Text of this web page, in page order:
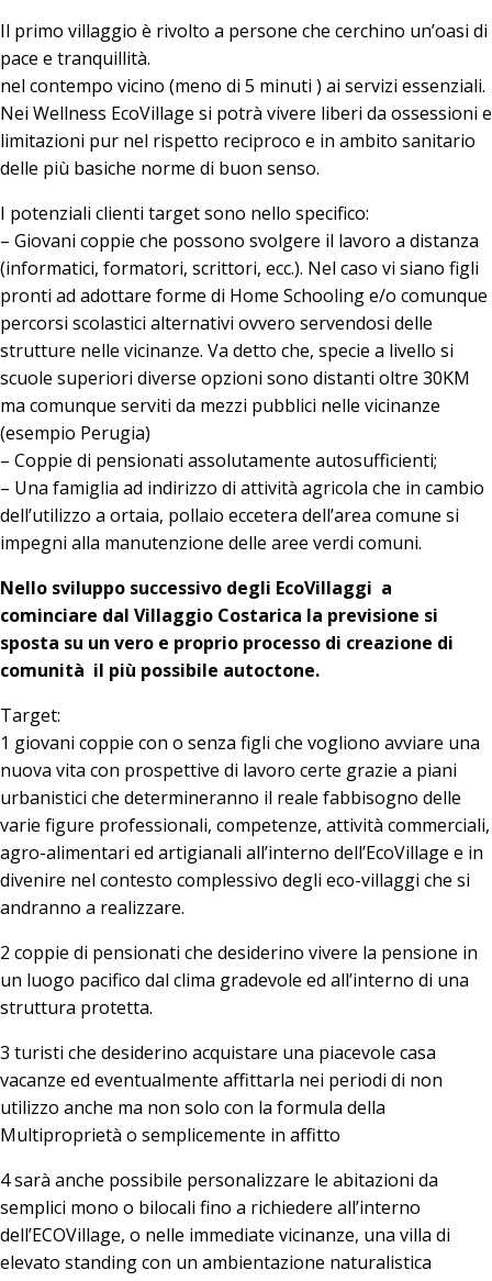
Il primo villaggio è rivolto a persone che cerchino un’oasi di
pace e tranquillità.
nel contempo vicino (meno di 5 minuti ) ai servizi essenziali.
Nei Wellness EcoVillage si potrà vivere liberi da ossessioni e
limitazioni pur nel rispetto reciproco e in ambito sanitario
delle più basiche norme di buon senso.
I potenziali clienti target sono nello specifico:
– Giovani coppie che possono svolgere il lavoro a distanza
(informatici, formatori, scrittori, ecc.). Nel caso vi siano figli
pronti ad adottare forme di Home Schooling e/o comunque
percorsi scolastici alternativi ovvero servendosi delle
strutture nelle vicinanze. Va detto che, specie a livello si
scuole superiori diverse opzioni sono distanti oltre 30KM
ma comunque serviti da mezzi pubblici nelle vicinanze
(esempio Perugia)
– Coppie di pensionati assolutamente autosufficienti;
– Una famiglia ad indirizzo di attività agricola che in cambio
dell’utilizzo a ortaia, pollaio eccetera dell’area comune si
impegni alla manutenzione delle aree verdi comuni.
Nello sviluppo successivo degli EcoVillaggi a
cominciare dal Villaggio Costarica la previsione si
sposta su un vero e proprio processo di creazione di
comunità il più possibile autoctone.
Target:
1 giovani coppie con o senza figli che vogliono avviare una
nuova vita con prospettive di lavoro certe grazie a piani
urbanistici che determineranno il reale fabbisogno delle
varie figure professionali, competenze, attività commerciali,
agro-alimentari ed artigianali all’interno dell’EcoVillage e in
divenire nel contesto complessivo degli eco-villaggi che si
andranno a realizzare.
2 coppie di pensionati che desiderino vivere la pensione in
un luogo pacifico dal clima gradevole ed all’interno di una
struttura protetta.
3 turisti che desiderino acquistare una piacevole casa
vacanze ed eventualmente affittarla nei periodi di non
utilizzo anche ma non solo con la formula della
Multiproprietà o semplicemente in affitto
4 sarà anche possibile personalizzare le abitazioni da
semplici mono o bilocali fino a richiedere all’interno
dell’ECOVillage, o nelle immediate vicinanze, una villa di
elevato standing con un ambientazione naturalistica